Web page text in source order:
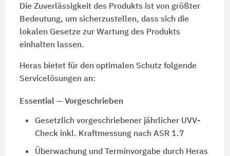
Die Zuverlässigkeit des Produkts ist von größter
Bedeutung, um sicherzustellen, dass sich die
lokalen Gesetze zur Wartung des Produkts
einhalten lassen.
Heras bietet für den optimalen Schutz folgende
Servicelösungen an:
Essential — Vorgeschrieben
Gesetzlich vorgeschriebener jährlicher UVV-
Check inkl. Kraftmessung nach ASR 1.7
Überwachung und Terminvorgabe durch Heras